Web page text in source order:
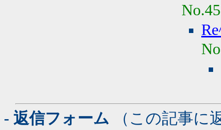
- 返信フォーム （この記事に